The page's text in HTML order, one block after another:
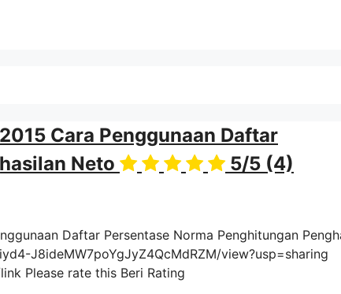
Cara Penggunaan Daftar
Neto
5/5 (4)
Daftar Persentase Norma Penghitungan
J8ideMW7poYgJyZ4QcMdRZM/view?usp=sharing
Please rate this Beri Rating